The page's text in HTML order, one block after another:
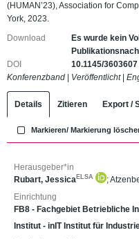
(HUMAN’23), Association for
York, 2023.
Download
Es wurde kein
DOI
10.1145/3603607
Konferenzband
Veröffentlicht|
Details Zitieren Export /
Markieren/ Markierung
Herausgeber*in
Rubart, Jessica ELSA ;
Einrichtung
FB8 - Fachgebiet Betriebliche
Institut - inIT Institut für